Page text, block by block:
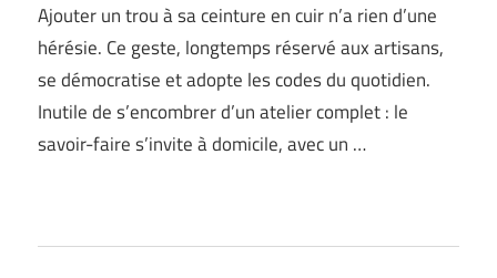
Ajouter un trou à sa ceinture en cuir n’a rien d’une
hérésie. Ce geste, longtemps réservé aux artisans,
se démocratise et adopte les codes du quotidien.
Inutile de s’encombrer d’un atelier complet : le
savoir-faire s’invite à domicile, avec un …